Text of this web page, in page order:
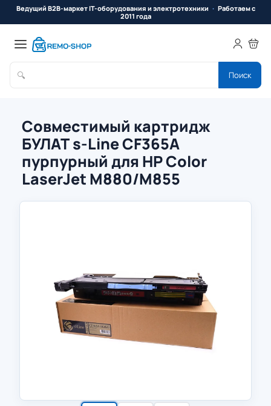
Ведущий B2B-маркет IT-оборудования и электротехники
Работаем с
2011 года
🔍 Поиск
Совместимый картридж
БУЛАТ s-Line CF365A
пурпурный для HP Color
LaserJet M880/M855